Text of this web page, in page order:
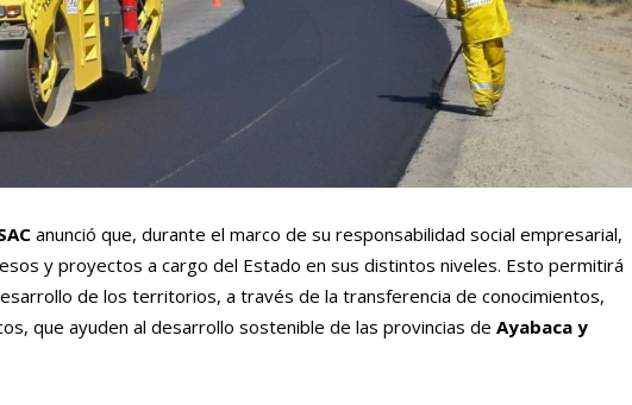
anunció que, durante el marco de su responsabilidad social empresarial,
y proyectos a cargo del Estado en sus distintos niveles. Esto permitirá
de los territorios, a través de la transferencia de conocimientos,
que ayuden al desarrollo sostenible de las provincias de Ayabaca y